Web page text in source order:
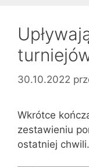
30.10.2022
Wkrótce
zestawieniu
ostatniej chwili.